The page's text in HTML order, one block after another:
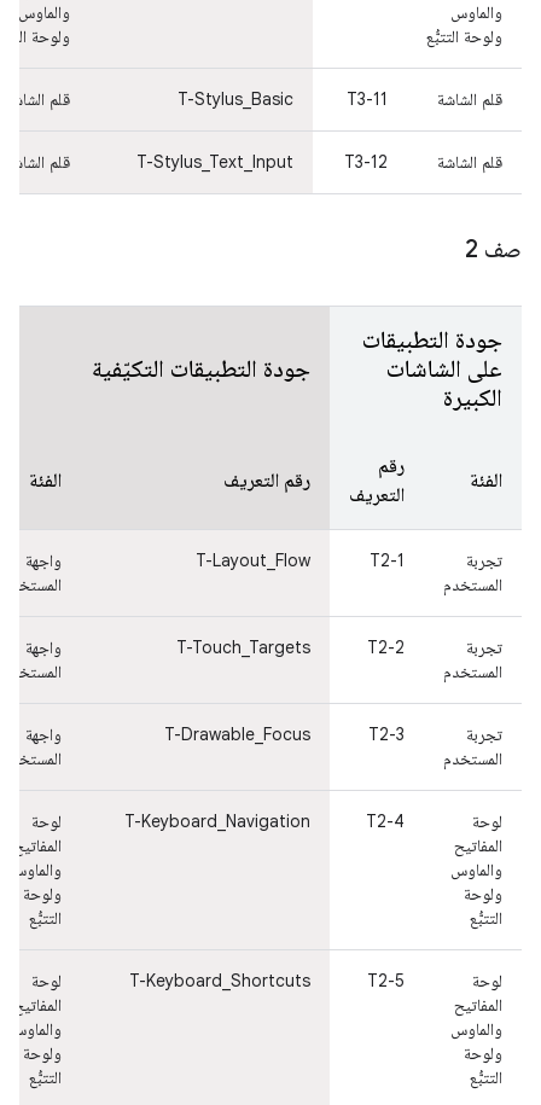
والماوس
ولوحة التتبُّع
والماوس
ولوحة
قلم الشاشة T3-11
T-Stylus_Basic قلم الشاشة
قلم الشاشة T3-12
T-Stylus_Text_Input قلم الشاشة
صف 2
جودة التطبيقات
على الشاشات
الكبيرة
جودة التطبيقات التكيّفية
الفئة
رقم
التعريف
رقم التعريف الفئة
تجربة
المستخدم
T2-1
T-Layout_Flow
واجهة
المستخدم
تجربة
المستخدم
T2-2
T-Touch_Targets
واجهة
المستخدم
تجربة
المستخدم
T2-3
T-Drawable_Focus
واجهة
المستخدم
لوحة
المفاتيح
والماوس
ولوحة
التتبُّع
T2-4
T-Keyboard_Navigation
لوحة
المفاتيح
والماوس
ولوحة
التتبُّع
لوحة
المفاتيح
والماوس
ولوحة
التتبُّع
T2-5
T-Keyboard_Shortcuts
لوحة
المفاتيح
والماوس
ولوحة
التتبُّع